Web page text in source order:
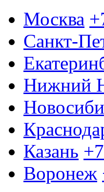
Москва
Санкт-
Нижний
Казань
Воронеж